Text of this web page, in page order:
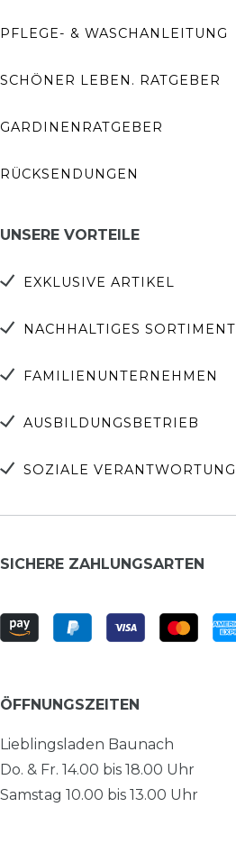
PFLEGE- & WASCHANLEITUNG
SCHÖNER LEBEN. RATGEBER
GARDINENRATGEBER
RÜCKSENDUNGEN
UNSERE VORTEILE
EXKLUSIVE ARTIKEL
NACHHALTIGES SORTIMENT
FAMILIENUNTERNEHMEN
AUSBILDUNGSBETRIEB
SOZIALE VERANTWORTUNG
SICHERE ZAHLUNGSARTEN
ÖFFNUNGSZEITEN
Lieblingsladen Baunach
Do. & Fr. 14.00 bis 18.00 Uhr
Samstag 10.00 bis 13.00 Uhr